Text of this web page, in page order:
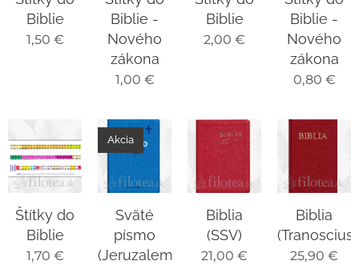
Biblie
1,50 €
Biblie -
Nového
zákona
1,00 €
Biblie
2,00 €
Biblie -
Nového
zákona
0,80 €
Štítky do
Biblie
1,70 €
Sväté
písmo
(Jeruzalemská
Akcia
Biblia
(SSV)
21,00 €
Biblia
(Tranoscius)
25,90 €